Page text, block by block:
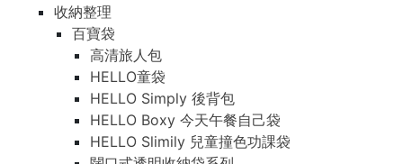
收納整理
百寶袋
高清旅人包
HELLO童袋
HELLO Simply 後背包
HELLO Boxy 今天午餐自己袋
HELLO Slimily 兒童撞色功課袋